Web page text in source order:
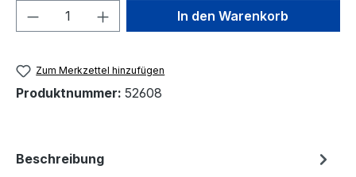
Produkt Anzahl: Gib denIn den Warenkorb
Zum Merkzettel hinzufügen
Produktnummer: 52608
Beschreibung